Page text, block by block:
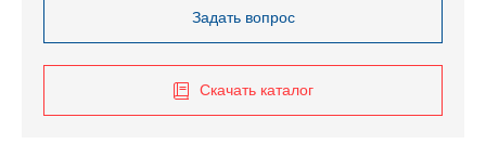
Задать вопрос
Скачать каталог